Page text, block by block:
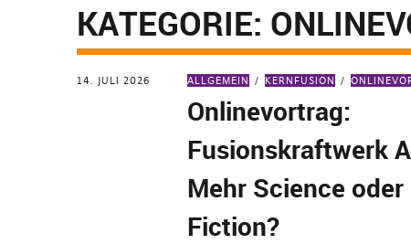
KATEGORIE:
14. JULI 2026 ALLGEMEIN KERNFUSION
Onlinevortrag:
Fusionskraftwerk
Mehr Science
Fiction?